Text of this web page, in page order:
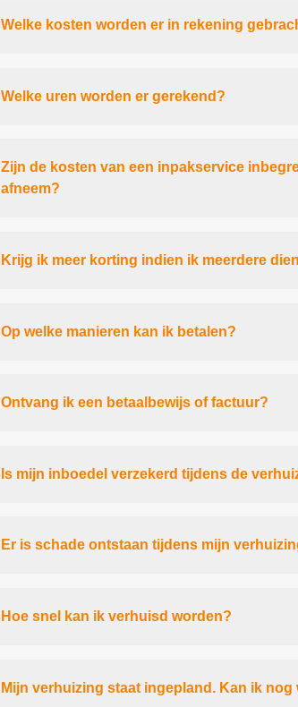
Welke kosten worden er in rekening
Welke uren worden er gerekend?
Zijn de kosten van een inpakservice
afneem?
Krijg ik meer korting indien ik meerdere
Op welke manieren kan ik betalen?
Ontvang ik een betaalbewijs of factuur?
Is mijn inboedel verzekerd tijdens de
Er is schade ontstaan tijdens mijn
Hoe snel kan ik verhuisd worden?
Mijn verhuizing staat ingepland. Kan ik